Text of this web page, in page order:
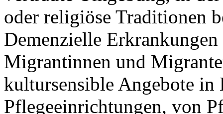
oder religiöse Traditionen
Demenzielle
Migrantinnen und
kultursensible Angebote in
Pflegeeinrichtungen, von